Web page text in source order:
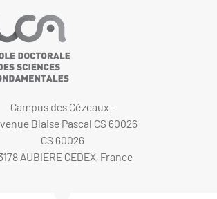
Campus des Cézeaux-
Blaise Pascal CS 60026
CS 60026
AUBIERE CEDEX, France